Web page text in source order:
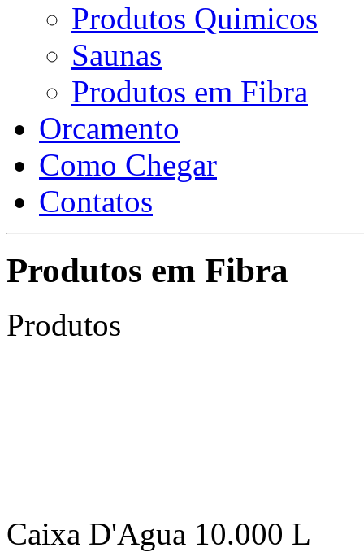
Produtos Quimicos
Saunas
Produtos em Fibra
Orcamento
Como Chegar
Contatos
Produtos em Fibra
Produtos
Caixa D'Agua 10.000 L